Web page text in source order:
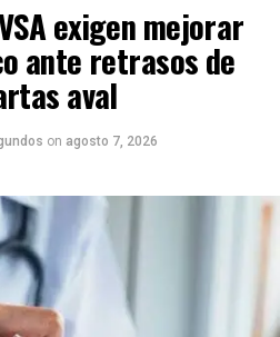
exigen mejorar
ante retrasos de
aval
on agosto 7, 2026